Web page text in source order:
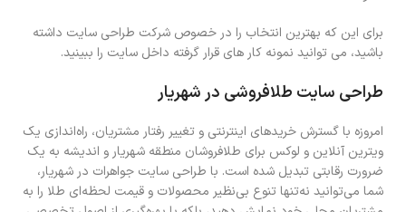
برای این که بهترین انتخاب را در خصوص شرکت طراحی سایت داشته
باشید، می توانید نمونه کار های قرار گرفته داخل سایت را ببینید.
طراحی سایت طلافروشی در شهریار
امروزه با گسترش خرید‌های اینترنتی و تغییر رفتار مشتریان، راه‌اندازی یک
ویترین آنلاین و لوکس برای طلا‌فروشان منطقه شهریار و اندیشه به یک
ضرورت رقابتی تبدیل شده است. با طراحی سایت جواهرات در شهریار،
شما می‌توانید نه‌تنها تنوع بی‌نظیر محصولات و قیمت لحظه‌ای طلا را به